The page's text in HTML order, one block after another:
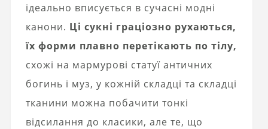
ідеально вписується в сучасні модні
канони. Ці сукні граціозно рухаються,
їх форми плавно перетікають по тілу,
схожі на мармурові статуї античних
богинь і муз, у кожній складці та складці
тканини можна побачити тонкі
відсилання до класики, але те, що